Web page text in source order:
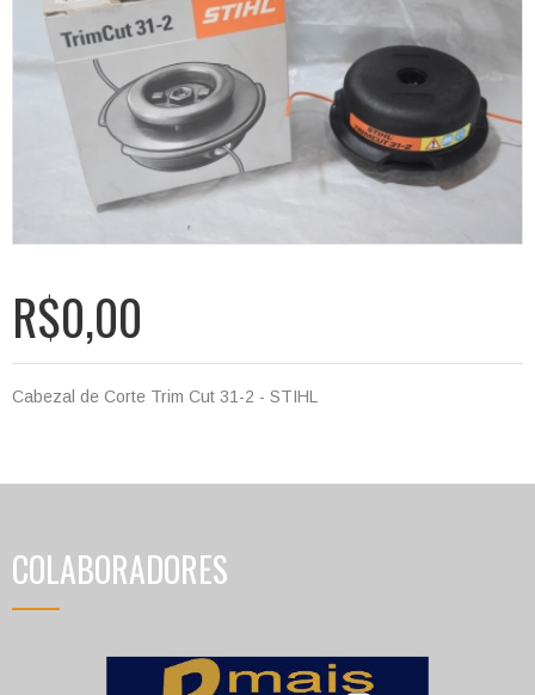
R$0,00
Cabezal de Corte Trim Cut 31-2 - STIHL
COLABORADORES